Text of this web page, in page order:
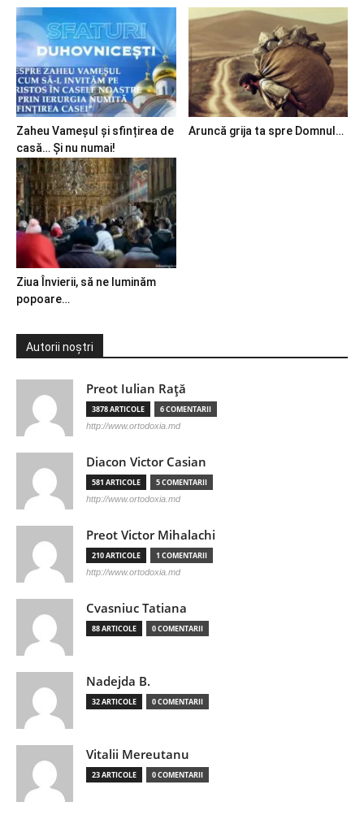
Zaheu Vameșul și sfințirea de
casă… Și nu numai!
Aruncă grija ta spre Domnul…
Ziua Învierii, să ne luminăm
popoare…
Autorii noștri
Preot Iulian Raţă
3878 ARTICOLE 6 COMENTARII
http://www.ortodoxia.md
Diacon Victor Casian
581 ARTICOLE 5 COMENTARII
http://www.ortodoxia.md
Preot Victor Mihalachi
210 ARTICOLE 1 COMENTARII
http://www.ortodoxia.md
Cvasniuc Tatiana
88 ARTICOLE 0 COMENTARII
Nadejda B.
32 ARTICOLE 0 COMENTARII
Vitalii Mereutanu
23 ARTICOLE 0 COMENTARII